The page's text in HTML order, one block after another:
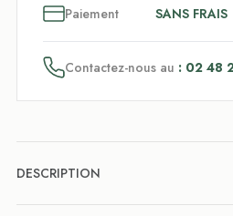
Paiement SANS FRAIS
Contactez-nous au : 02 48
DESCRIPTION